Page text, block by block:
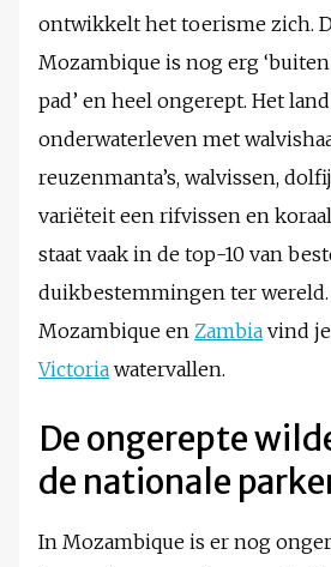
ontwikkelt het toerisme zich.
Mozambique is nog erg
pad’ en heel ongerept. Het
onderwaterleven met
reuzenmanta’s, walvissen,
variëteit een rifvissen en
staat vaak in de top-10 van
duikbestemmingen ter wereld.
Mozambique en Zambia vind
Victoria watervallen.
De ongerepte
de nationale
In Mozambique is er nog